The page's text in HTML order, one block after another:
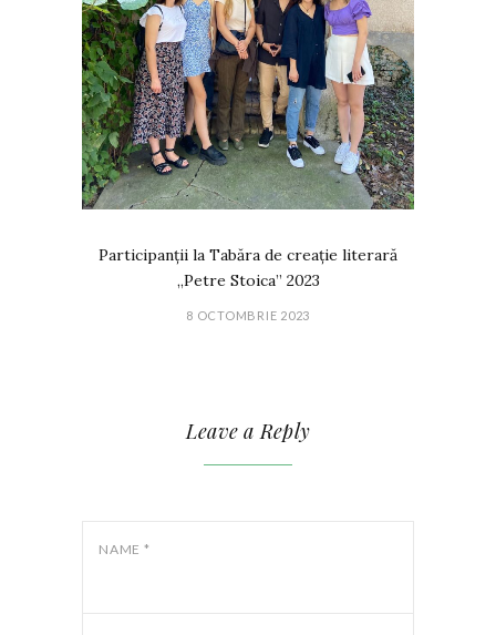
Participanții la Tabăra de creație literară
„Petre Stoica” 2023
8 OCTOMBRIE 2023
Leave a Reply
NAME *